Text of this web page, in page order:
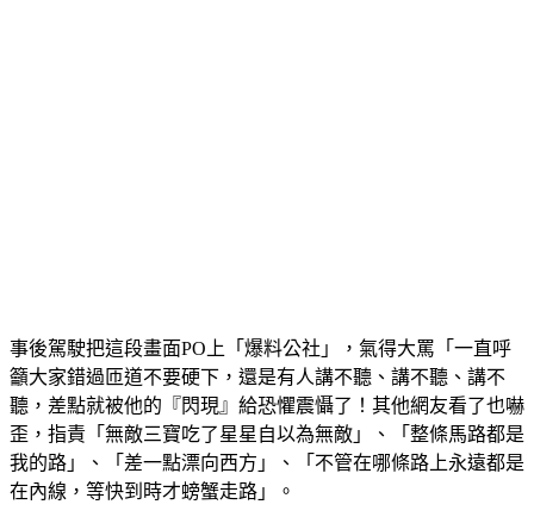
事後駕駛把這段畫面PO上「爆料公社」，氣得大罵「一直呼
籲大家錯過匝道不要硬下，還是有人講不聽、講不聽、講不
聽，差點就被他的『閃現』給恐懼震懾了！其他網友看了也嚇
歪，指責「無敵三寶吃了星星自以為無敵」、「整條馬路都是
我的路」、「差一點漂向西方」、「不管在哪條路上永遠都是
在內線，等快到時才螃蟹走路」。